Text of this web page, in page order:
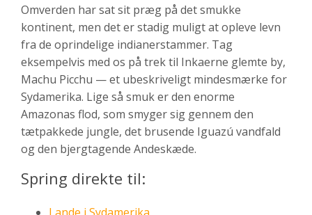
Omverden har sat sit præg på det smukke
kontinent, men det er stadig muligt at opleve levn
fra de oprindelige indianerstammer. Tag
eksempelvis med os på trek til Inkaerne glemte by,
Machu Picchu — et ubeskriveligt mindesmærke for
Sydamerika. Lige så smuk er den enorme
Amazonas flod, som smyger sig gennem den
tætpakkede jungle, det brusende Iguazú vandfald
og den bjergtagende Andeskæde.
Spring direkte til: